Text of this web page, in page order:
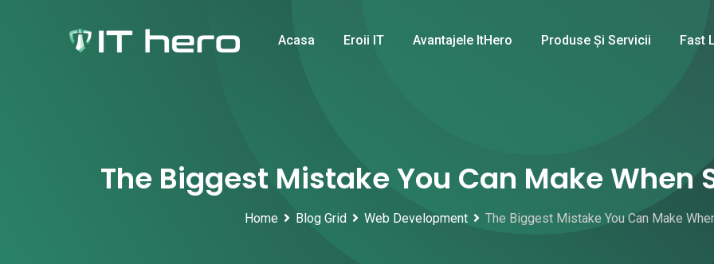
Acasa Eroii IT Avantajele ItHero Produse Și Servicii Fast
The Biggest Mistake You Can Make When
Home Blog Grid Web Development The Biggest Mistake You Can Make